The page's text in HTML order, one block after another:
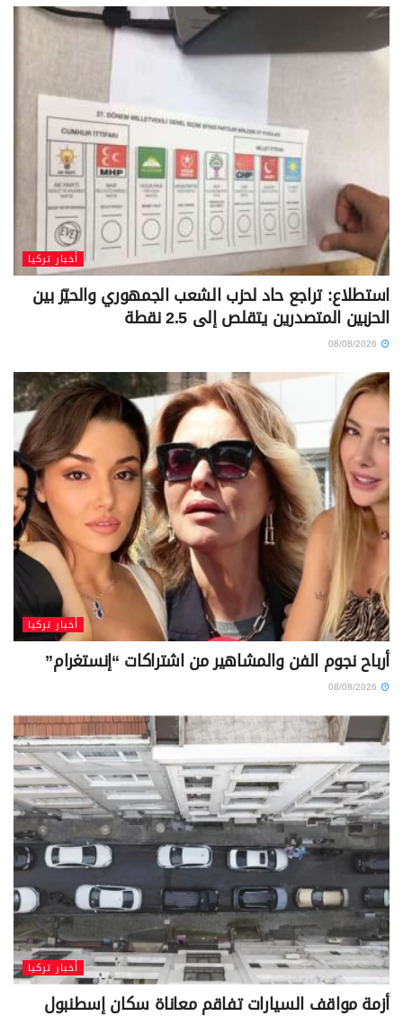
أخبار تركيا
استطلاع: تراجع حاد لحزب الشعب الجمهوري والحيّز بين
الحزبين المتصدرين يتقلص إلى 2.5 نقطة
أخبار تركيا
أرباح نجوم الفن والمشاهير من اشتراكات “إنستغرام”
أخبار تركيا
أزمة مواقف السيارات تفاقم معاناة سكان إسطنبول